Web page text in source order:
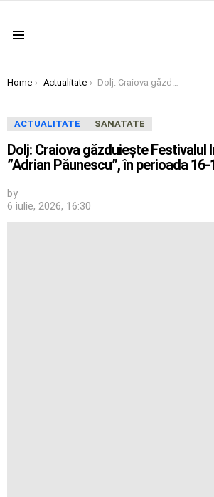
You are here:
Home Actualitate Dolj: Craiova găzduiește Festivalul Internațional ”Adrian Păunescu”, în perioada 16-18 iulie
ACTUALITATE SANATATE
Dolj: Craiova găzduiește Festivalul
”Adrian Păunescu”, în perioada 16-
by
6 iulie, 2026, 16:30